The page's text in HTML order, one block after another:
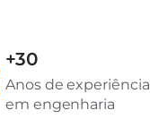
+30
Anos de experiência
em engenharia